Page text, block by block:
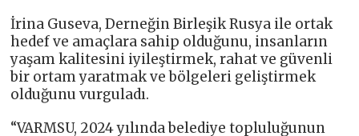
İrina Guseva, Derneğin Birleşik Rusya ile ortak
hedef ve amaçlara sahip olduğunu, insanların
yaşam kalitesini iyileştirmek, rahat ve güvenli
bir ortam yaratmak ve bölgeleri geliştirmek
olduğunu vurguladı.
“VARMSU, 2024 yılında belediye topluluğunun